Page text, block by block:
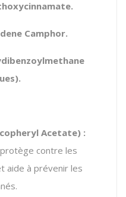
Camphor.
Acetate) :
contre les
aide à prévenir les